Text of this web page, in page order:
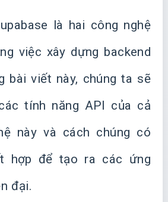
là hai công nghệ
việc xây dựng backend
bài viết này, chúng ta sẽ
tính năng API của cả
này và cách chúng có
hợp để tạo ra các ứng
đại.